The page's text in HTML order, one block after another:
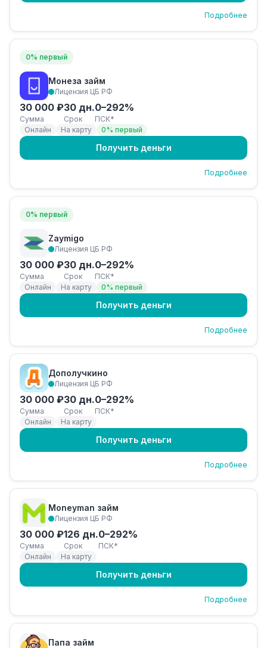
Подробнее
0% первый
Монеза займ
Лицензия ЦБ РФ
30 000 ₽
Сумма
30 дн.
Срок
0–292%
ПСК*
Онлайн
На карту 0% первый
Получить деньги
Подробнее
0% первый
Zaymigo
Лицензия ЦБ РФ
30 000 ₽
Сумма
30 дн.
Срок
0–292%
ПСК*
Онлайн
На карту 0% первый
Получить деньги
Подробнее
Дополучкино
Лицензия ЦБ РФ
30 000 ₽
Сумма
30 дн.
Срок
0–292%
ПСК*
Онлайн
На карту
Получить деньги
Подробнее
Moneyman займ
Лицензия ЦБ РФ
30 000 ₽
Сумма
126 дн.
Срок
0–292%
ПСК*
Онлайн
На карту
Получить деньги
Подробнее
Папа займ